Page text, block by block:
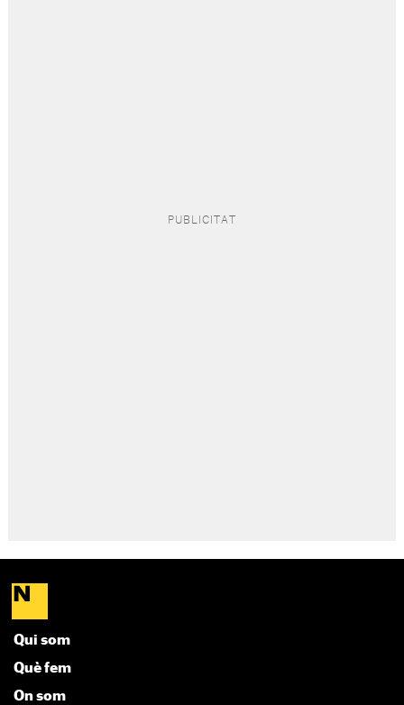
Qui som
Què fem
On som